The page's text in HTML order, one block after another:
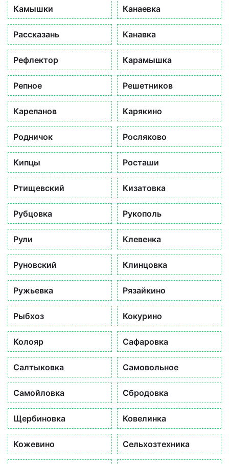
Камышки Канаевка
Рассказань Канавка
Рефлектор Карамышка
Репное Решетников
Карепанов Карякино
Родничок Росляково
Кипцы Росташи
Ртищевский Кизатовка
Рубцовка Рукополь
Рули Клевенка
Руновский Клинцовка
Ружьевка Рязайкино
Рыбхоз Кокурино
Колояр Сафаровка
Салтыковка Самовольное
Самойловка Сбродовка
Щербиновка Ковелинка
Кожевино Сельхозтехника